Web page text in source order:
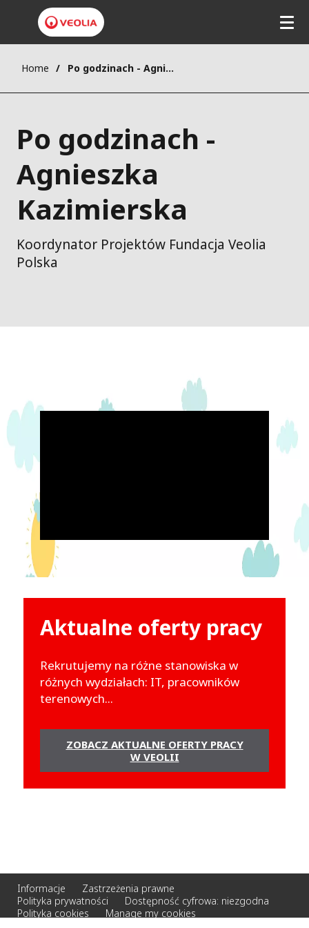
Home Po godzinach - Agnieszka Kazimierska
Po godzinach -
Agnieszka
Kazimierska
Koordynator Projektów Fundacja Veolia
Polska
Aktualne oferty pracy
Rekrutujemy na różne stanowiska w
różnych wydziałach: IT, pracowników
terenowych...
ZOBACZ AKTUALNE OFERTY PRACY
W VEOLII
Informacje
Zastrzeżenia prawne
Polityka prywatności
Dostępność cyfrowa: niezgodna
Polityka cookies
Manage my cookies